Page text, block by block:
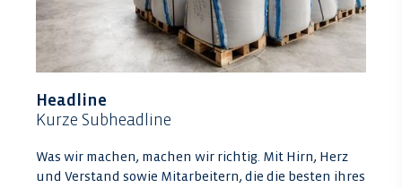
Headline
Kurze Subheadline
Was wir machen, machen wir richtig. Mit Hirn, Herz
und Verstand sowie Mitarbeitern, die die besten ihres